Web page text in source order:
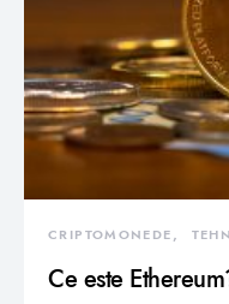
CRIPTOMONEDE
Ce este